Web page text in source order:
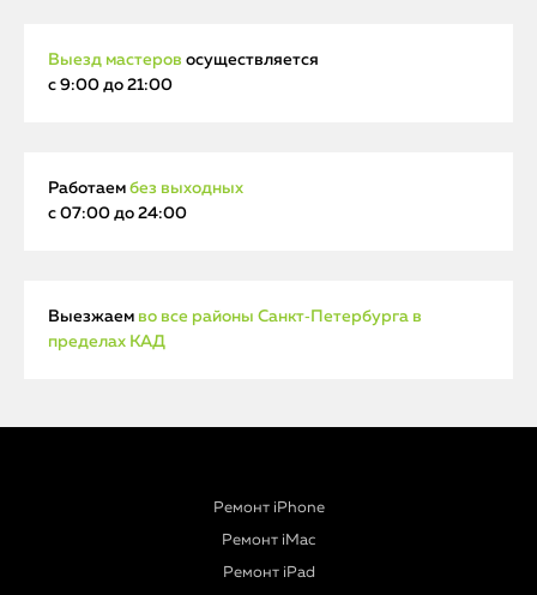
Выезд мастеров осуществляется
с 9:00 до 21:00
Работаем без выходных
с 07:00 до 24:00
Выезжаем во все районы Санкт‑Петербурга в
пределах КАД
Ремонт iPhone
Ремонт iMac
Ремонт iPad